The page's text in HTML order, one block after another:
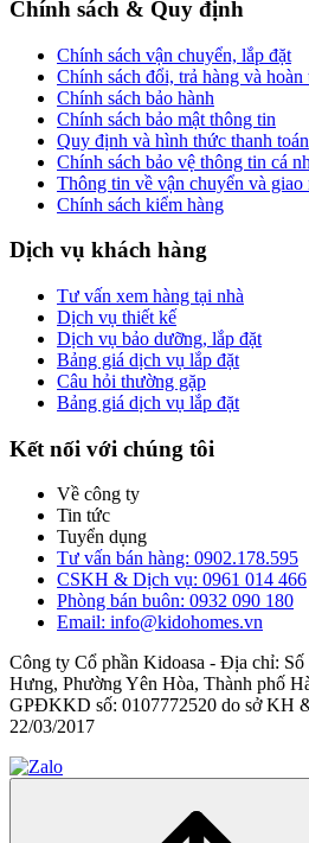
Chính sách & Quy định
Chính sách vận chuyển, lắp đặt
Chính sách đổi, trả hàng và hoàn
Chính sách bảo hành
Chính sách bảo mật thông tin
Quy định và hình thức thanh toán
Chính sách bảo vệ thông tin cá
Thông tin về vận chuyển và giao
Chính sách kiểm hàng
Dịch vụ khách hàng
Tư vấn xem hàng tại nhà
Dịch vụ thiết kế
Dịch vụ bảo dưỡng, lắp đặt
Bảng giá dịch vụ lắp đặt
Câu hỏi thường gặp
Bảng giá dịch vụ lắp đặt
Kết nối với chúng tôi
Về công ty
Tin tức
Tuyển dụng
Tư vấn bán hàng: 0902.178.595
CSKH & Dịch vụ: 0961 014 466
Phòng bán buôn: 0932 090 180
Email: info@kidohomes.vn
Công ty Cổ phần Kidoasa - Địa chỉ:
Hưng, Phường Yên Hòa, Thành phố
GPĐKKD số: 0107772520 do sở KH
22/03/2017